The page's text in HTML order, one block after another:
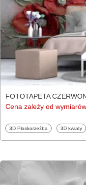
FOTOTAPETA
Cena zależy od wymiarów
Fototapety
3D Płaskorzeźba Fototapety
3D kwiaty